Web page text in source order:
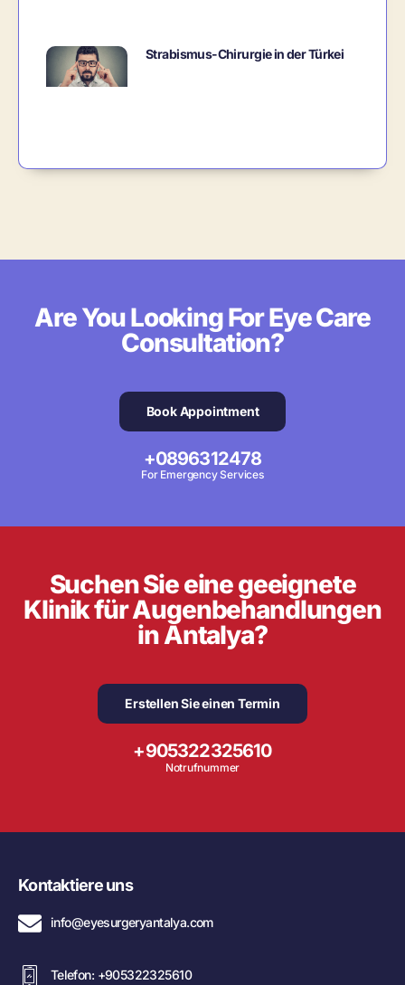
Strabismus-Chirurgie in der Türkei
Are You Looking For Eye Care
Consultation?
Book Appointment
+0896312478
For Emergency Services
Suchen Sie eine geeignete
Klinik für Augenbehandlungen
in Antalya?
Erstellen Sie einen Termin
+905322325610
Notrufnummer
Kontaktiere uns
info@eyesurgeryantalya.com
Telefon: +905322325610